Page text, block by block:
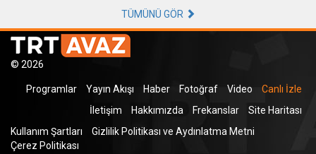
TÜMÜNÜ GÖR
© 2026
Programlar Yayın Akışı Haber Fotoğraf Video
Canlı İzle
İletişim
Hakkımızda Frekanslar
Site Haritası
Kullanım Şartları
Gizlilik Politikası ve Aydınlatma Metni
Çerez Politikası